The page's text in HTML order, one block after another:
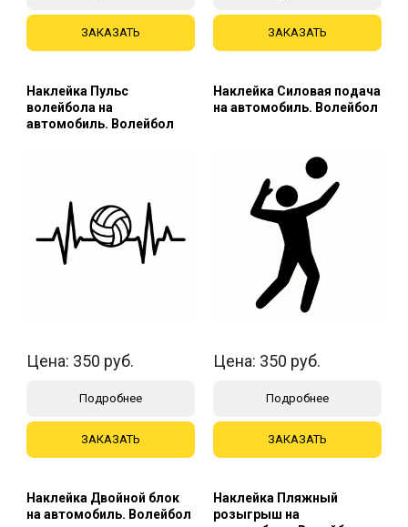
ЗАКАЗАТЬ ЗАКАЗАТЬ
Наклейка Пульс
волейбола на
автомобиль. Волейбол
Цена: 350 руб.
Подробнее
ЗАКАЗАТЬ
Наклейка Силовая подача
на автомобиль. Волейбол
Цена: 350 руб.
Подробнее
ЗАКАЗАТЬ
Наклейка Двойной блок
на автомобиль. Волейбол
Наклейка Пляжный
розыгрыш на